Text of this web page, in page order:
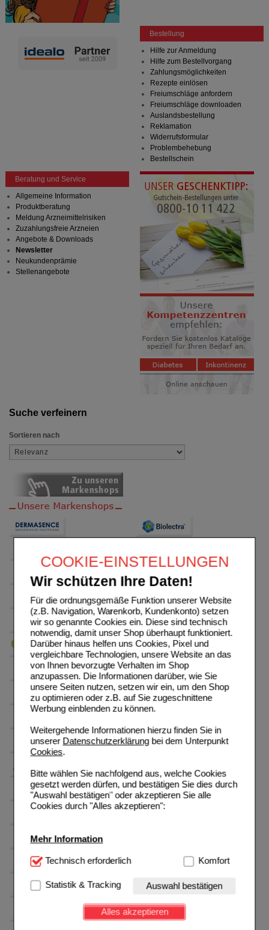
COOKIE-EINSTELLUNGEN
Wir schützen Ihre Daten!
Für die ordnungsgemäße Funktion unserer Website
(z.B. Navigation, Warenkorb, Kundenkonto) setzen
wir so genannte Cookies ein. Diese sind technisch
notwendig, damit unser Shop überhaupt funktioniert.
Darüber hinaus helfen uns Cookies, Pixel und
vergleichbare Technologien, unsere Website an das
von Ihnen bevorzugte Verhalten im Shop
anzupassen. Die Informationen darüber, wie Sie
unsere Seiten nutzen, setzen wir ein, um den Shop
zu optimieren oder z.B. auf Sie zugeschnittene
Werbung einblenden zu können.
Weitergehende Informationen hierzu finden Sie in
unserer Datenschutzerklärungbei dem Unterpunkt
Cookies.
Bitte wählen Sie nachfolgend aus, welche Cookies
gesetzt werden dürfen, und bestätigen Sie dies durch
"Auswahl bestätigen" oder akzeptieren Sie alle
Cookies durch "Alles akzeptieren":
Mehr Information
Technisch Notwendig:Hierbei handelt es sich um
Website notwendig sind (z.B. Navigation, Warenkorb,
Kundenkonto), weshalb auf diese nicht verzichtet
werden kann.
Technisch erforderlich Komfort
Statistik & Tracking Auswahl bestätigen
Alles akzeptieren
Suche verfeinern
Sortieren nach
Bestellung
Hilfe zur Anmeldung
Hilfe zum Bestellvorgang
Zahlungsmöglichkeiten
Rezepte einlösen
Freiumschläge anfordern
Freiumschläge downloaden
Auslandsbestellung
Reklamation
Widerrufsformular
Problembehebung
Bestellschein
Beratung und Service
Allgemeine Information
Produktberatung
Meldung Arzneimittelrisiken
Zuzahlungsfreie Arzneien
Angebote & Downloads
Newsletter
Neukundenprämie
Stellenangebote